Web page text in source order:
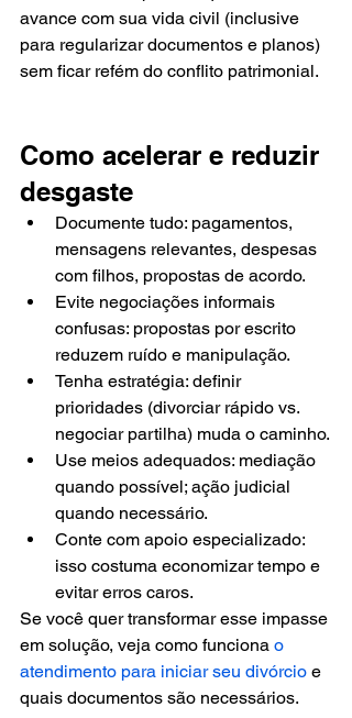
avance com sua vida civil (inclusive
para regularizar documentos e planos)
sem ficar refém do conflito patrimonial.
Como acelerar e reduzir
desgaste
Documente tudo: pagamentos,
mensagens relevantes, despesas
com filhos, propostas de acordo.
Evite negociações informais
confusas: propostas por escrito
reduzem ruído e manipulação.
Tenha estratégia: definir
prioridades (divorciar rápido vs.
negociar partilha) muda o caminho.
Use meios adequados: mediação
quando possível; ação judicial
quando necessário.
Conte com apoio especializado:
isso costuma economizar tempo e
evitar erros caros.
Se você quer transformar esse impasse
em solução, veja como funciona o
atendimento para iniciar seu divórcio e
quais documentos são necessários.